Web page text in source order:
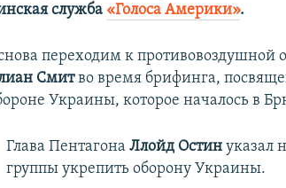
служба «Голоса Америки».
переходим к противовоздушной
Смитво время брифинга,
Украины, которое началось в
Глава Пентагона Ллойд Остинуказал
группы укрепить оборону Украины.